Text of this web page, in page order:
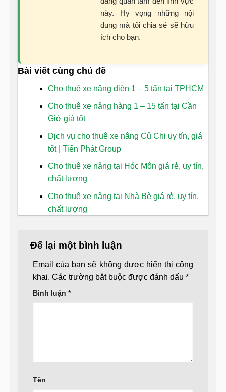
này. Hy vọng những nội
dung mà tôi chia sẻ sẽ hữu
ích cho bạn.
Bài viết cùng chủ đề
Cho thuê xe nâng điện 1 – 5 tấn tại TPHCM
Cho thuê xe nâng hàng 1 – 15 tấn tại Cần
Giờ giá tốt
Dịch vụ cho thuê xe nâng Củ Chi uy tín, giá
tốt | Tiến Phát Group
Cho thuê xe nâng tại Hóc Môn giá rẻ, uy tín,
chất lượng
Cho thuê xe nâng tại Nhà Bè giá rẻ, uy tín,
chất lượng
Để lại một bình luận
Email của bạn sẽ không được hiển thị công
khai. Các trường bắt buộc được đánh dấu *
Bình luận *
Tên